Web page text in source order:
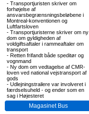
- Transportjuristen skriver om
forhøjelse af
ansvarsbegrænsningsbeløbene i
Montreal-konventionen og
Luftfartsloven
- Transportjuristerne skriver om ny
dom om gyldigheden af
voldgiftsaftaler i rammeaftaler om
transport
- Retten frifandt både speditør og
vognmand
- Ny dom om vedtagelse af CMR-
loven ved national vejstransport af
gods
- Udlejningstrailere var involveret i
færdselsuheld - og ender som en
sag i Højesteret
Magasinet Bus